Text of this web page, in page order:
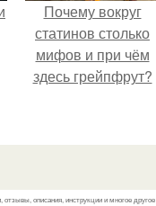
Почему вокруг
статинов столько
мифов и при чём
здесь грейпфрут?
описания, инструкции и многое другое